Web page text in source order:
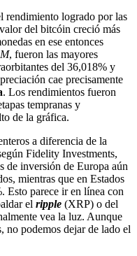
rendimiento logrado por las
del bitcóin creció más
en ese entonces
, fueron las mayores
del 36,018% y
cae precisamente
. Los rendimientos fueron
tempranas y
de la gráfica.
a diferencia de la
Fidelity Investments,
de inversión de Europa aún
mientras que en Estados
Esto parece ir en línea con
el ripple (XRP) o del
vea la luz. Aunque
no podemos dejar de lado el